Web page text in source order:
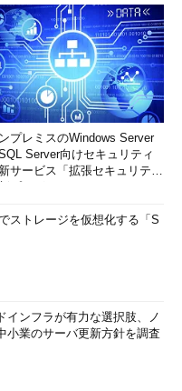
スク」と入
は、タスクス
こともあるの
アログでタスクマネージ
ァイル名を指定して実
プレミスのWindows Server
Server向けセキュリティ
サービス「拡張セキュリティ
ストレージを仮想化する「S
インフラが有力な選択肢、ノ
小業のサーバ更新方針を調査